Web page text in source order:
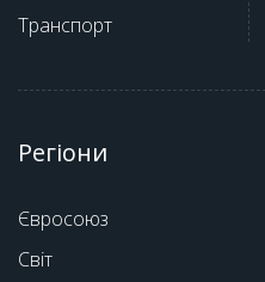
Транспорт
Регіони
Євросоюз
Світ